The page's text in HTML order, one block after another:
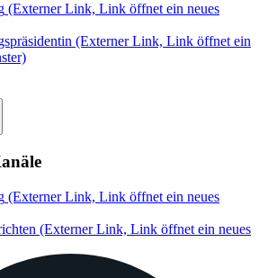
(Externer Link, Link öffnet ein neues
(Externer Link, Link öffnet ein
(Externer Link, Link öffnet ein neues
(Externer Link, Link öffnet ein neues